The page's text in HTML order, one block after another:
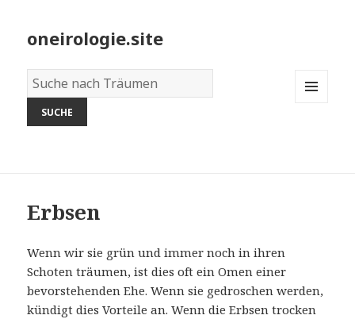
oneirologie.site
Wörterbuch
der
Träume:
Erbsen
Wenn wir sie grün und immer noch in ihren
Schoten träumen, ist dies oft ein Omen einer
bevorstehenden Ehe. Wenn sie gedroschen werden,
kündigt dies Vorteile an. Wenn die Erbsen trocken